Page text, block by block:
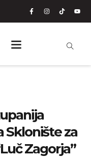
Sklonište za
Zagorja”